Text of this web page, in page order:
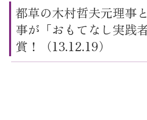
都草の木村哲夫元理事
事が「おもてなし実践
賞！（13.12.19）